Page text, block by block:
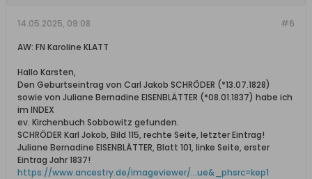
#6
14.05.2025, 09:08
AW: FN Karoline KLATT
Hallo Karsten,
Den Geburtseintrag von Carl Jakob SCHRÖDER (*13.07.1828)
sowie von Juliane Bernadine EISENBLÄTTER (*08.01.1837) habe ich
im INDEX
ev. Kirchenbuch Sobbowitz gefunden.
SCHRÖDER Karl Jokob, Bild 115, rechte Seite, letzter Eintrag!
Juliane Bernadine EISENBLÄTTER, Blatt 101, linke Seite, erster
Eintrag Jahr 1837!
https://www.ancestry.de/imageviewer/...ue&_phsrc=kep1